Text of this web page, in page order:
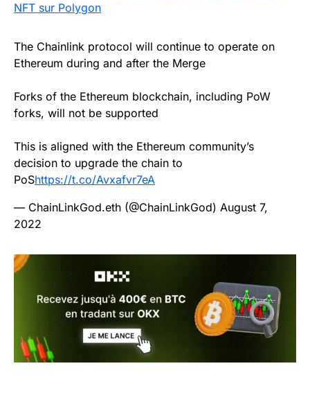
NFT sur Polygon
The Chainlink protocol will continue to operate on
Ethereum during and after the Merge
Forks of the Ethereum blockchain, including PoW
forks, will not be supported
This is aligned with the Ethereum community’s
decision to upgrade the chain to
PoShttps://t.co/Avxafvr7eA
— ChainLinkGod.eth (@ChainLinkGod) August 7,
2022